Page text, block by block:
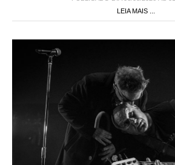
LEIA MAIS ...